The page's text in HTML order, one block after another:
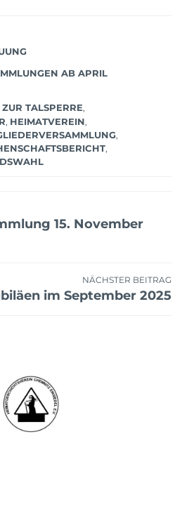
AB APRIL
TALSPERRE,
, HEIMATVEREIN,
,
,
15. November
NÄCHSTER BEITRAG
im September 2025